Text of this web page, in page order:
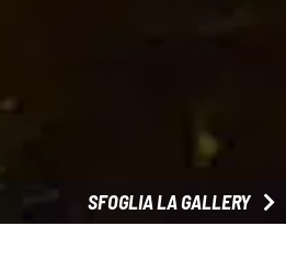
SFOGLIA LA GALLERY